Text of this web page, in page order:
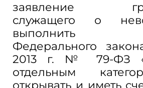
заявление
служащего о
выполнить
Федерального
2013 г. № 79-ФЗ
отдельным
открывать и иметь